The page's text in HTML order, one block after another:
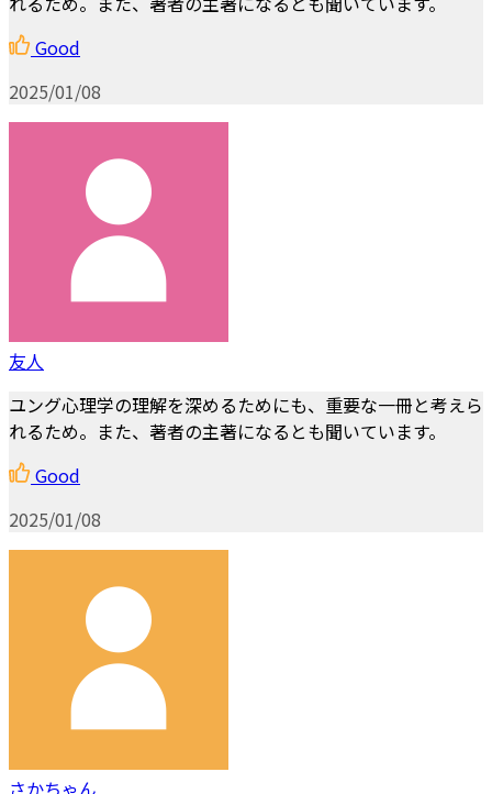
Good
2025/01/08
友人
ユング心理学の理解を深めるためにも、重要な一冊と考えら
れるため。また、著者の主著になるとも聞いています。
Good
2025/01/08
さかちゃん